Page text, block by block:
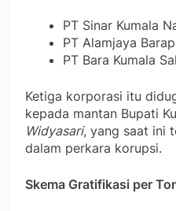
PT Sinar Kumala
PT Alamjaya
PT Bara Kumala
Ketiga korporasi itu
kepada mantan Bupati
Widyasari, yang saat ini
dalam perkara korupsi.
Skema Gratifikasi per